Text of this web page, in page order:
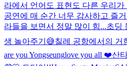
라에서 언어도 표현도 다른 우리가
공연에 매 순간 너무 감사하고 즐
라들을 보면서 정말 많이 힘...초딩
생 놀아주기😅칠레 공항에서의 거
are you Yongseunglove you all ❤️산